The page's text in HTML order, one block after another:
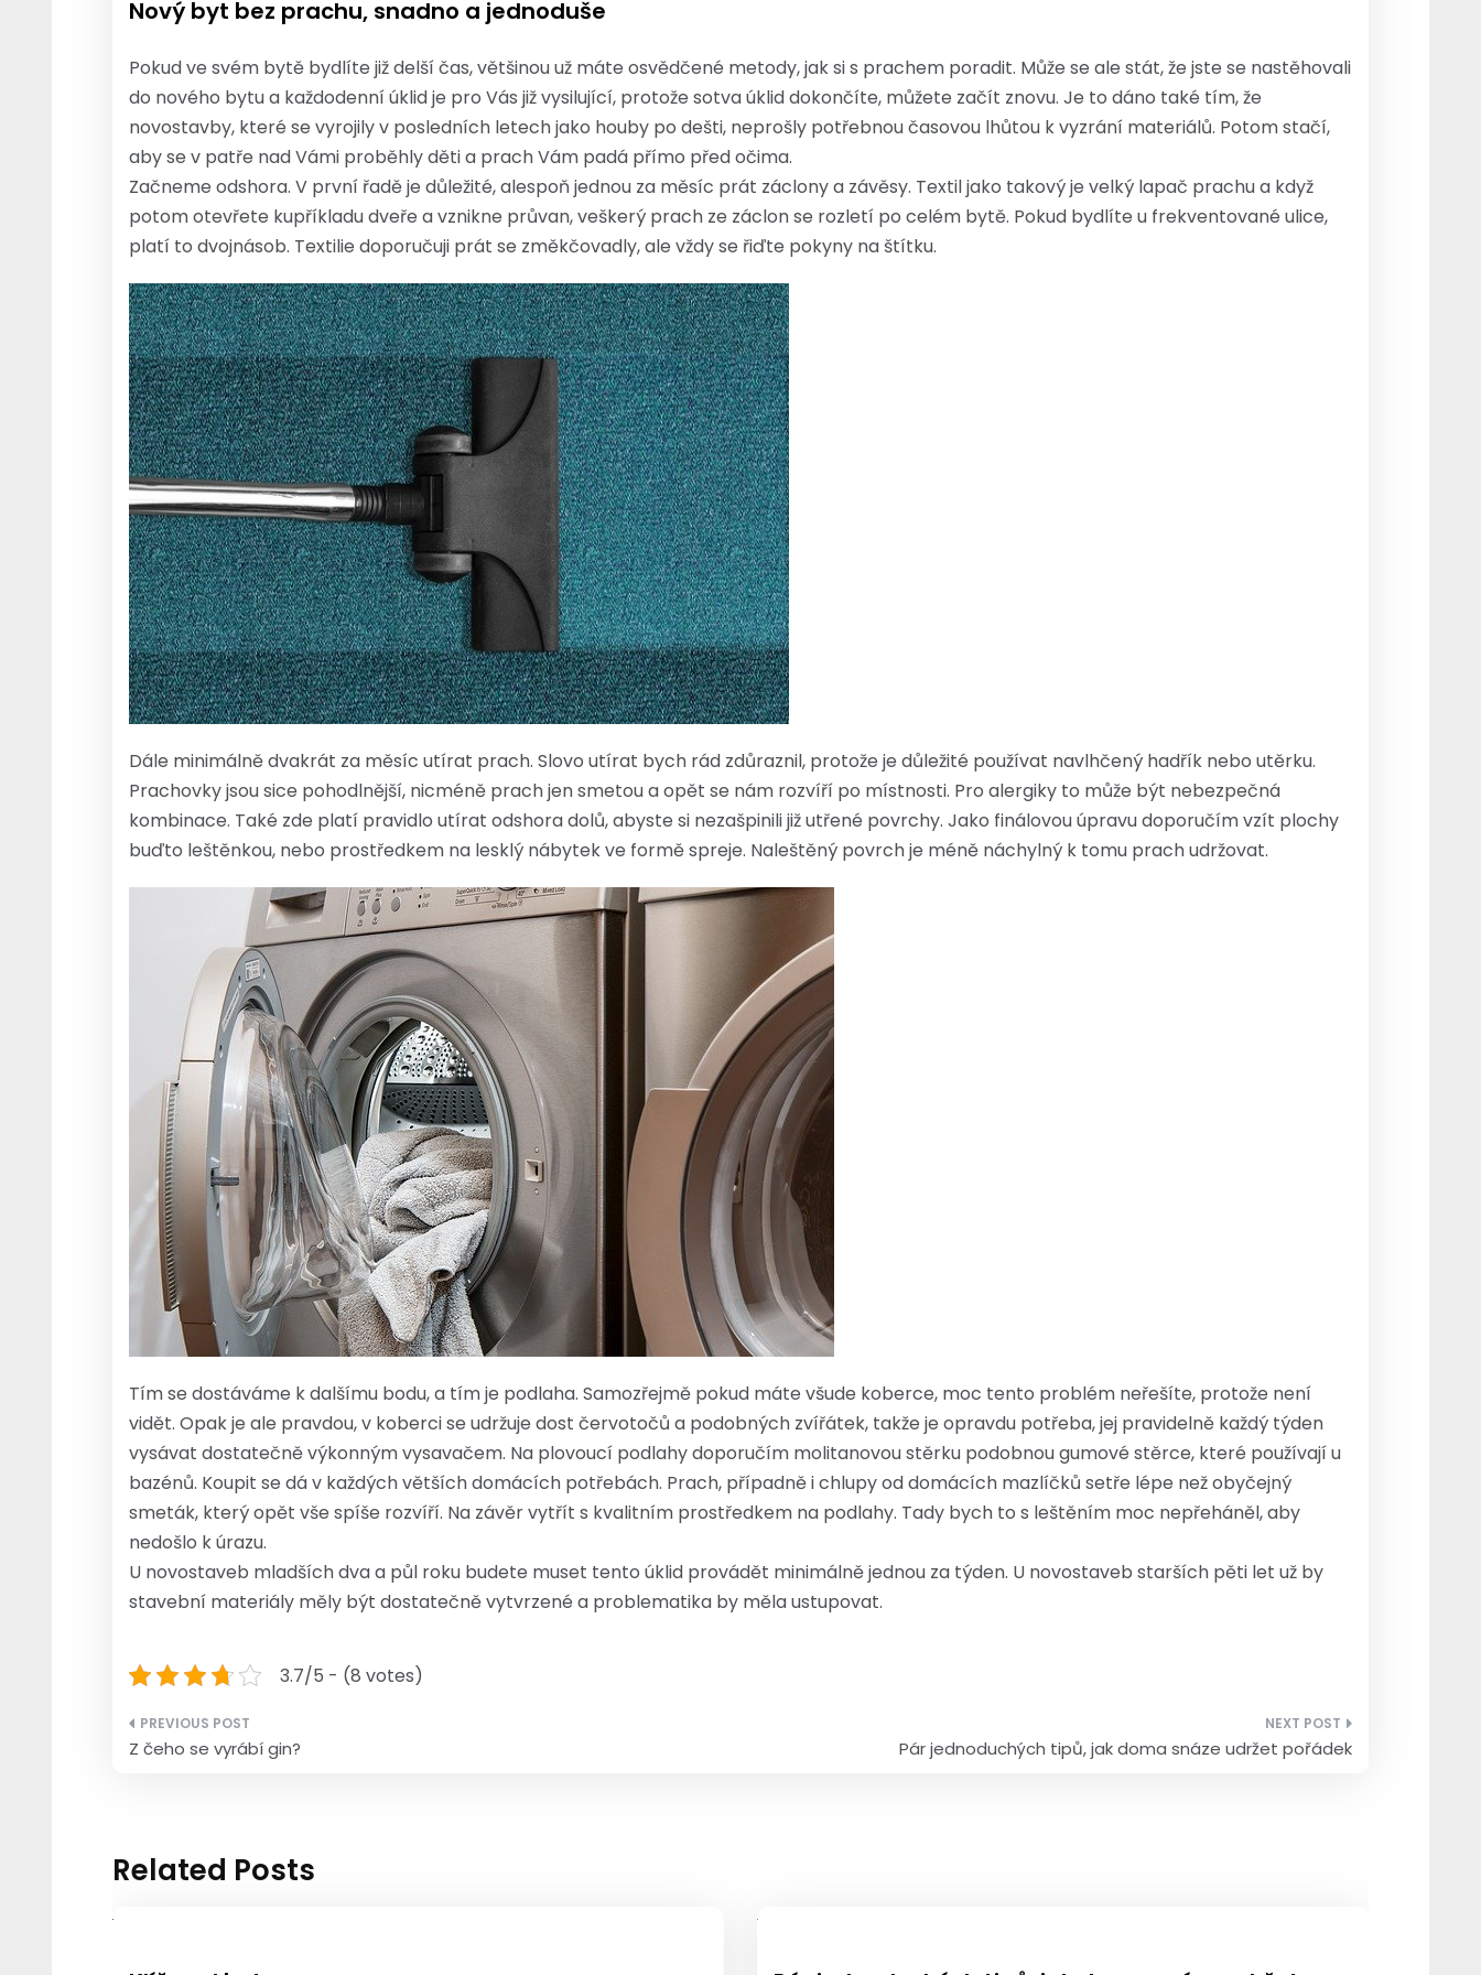
Nový byt bez prachu, snadno a jednoduše
Pokud ve svém bytě bydlíte již delší čas, většinou už máte osvědčené metody, jak si s prachem poradit. Může se ale stát, že jste se nastěhovali
do nového bytu a každodenní úklid je pro Vás již vysilující, protože sotva úklid dokončíte, můžete začít znovu. Je to dáno také tím, že
novostavby, které se vyrojily v posledních letech jako houby po dešti, neprošly potřebnou časovou lhůtou k vyzrání materiálů. Potom stačí,
aby se v patře nad Vámi proběhly děti a prach Vám padá přímo před očima.
Začneme odshora. V první řadě je důležité, alespoň jednou za měsíc prát záclony a závěsy. Textil jako takový je velký lapač prachu a když
potom otevřete kupříkladu dveře a vznikne průvan, veškerý prach ze záclon se rozletí po celém bytě. Pokud bydlíte u frekventované ulice,
platí to dvojnásob. Textilie doporučuji prát se změkčovadly, ale vždy se řiďte pokyny na štítku.
Dále minimálně dvakrát za měsíc utírat prach. Slovo utírat bych rád zdůraznil, protože je důležité používat navlhčený hadřík nebo utěrku.
Prachovky jsou sice pohodlnější, nicméně prach jen smetou a opět se nám rozvíří po místnosti. Pro alergiky to může být nebezpečná
kombinace. Také zde platí pravidlo utírat odshora dolů, abyste si nezašpinili již utřené povrchy. Jako finálovou úpravu doporučím vzít plochy
buďto leštěnkou, nebo prostředkem na lesklý nábytek ve formě spreje. Naleštěný povrch je méně náchylný k tomu prach udržovat.
Tím se dostáváme k dalšímu bodu, a tím je podlaha. Samozřejmě pokud máte všude koberce, moc tento problém neřešíte, protože není
vidět. Opak je ale pravdou, v koberci se udržuje dost červotočů a podobných zvířátek, takže je opravdu potřeba, jej pravidelně každý týden
vysávat dostatečně výkonným vysavačem. Na plovoucí podlahy doporučím molitanovou stěrku podobnou gumové stěrce, které používají u
bazénů. Koupit se dá v každých větších domácích potřebách. Prach, případně i chlupy od domácích mazlíčků setře lépe než obyčejný
smeták, který opět vše spíše rozvíří. Na závěr vytřít s kvalitním prostředkem na podlahy. Tady bych to s leštěním moc nepřeháněl, aby
nedošlo k úrazu.
U novostaveb mladších dva a půl roku budete muset tento úklid provádět minimálně jednou za týden. U novostaveb starších pěti let už by
stavební materiály měly být dostatečně vytvrzené a problematika by měla ustupovat.
3.7/5 - (8 votes)
Navigace
Z čeho se vyrábí gin? Pár jednoduchých tipů, jak doma snáze udržet pořádek
Related Posts